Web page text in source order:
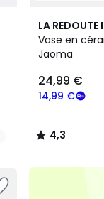
LA REDOUTE
Vase en
Jaoma
14,99 €
24,99 €
4,3
/ 5
7
Couleurs
4,3
/